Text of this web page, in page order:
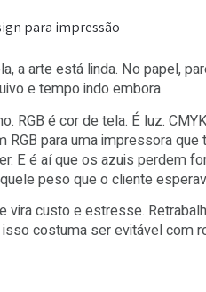
design para impressão
tela, a arte está linda. No
arquivo e tempo indo
RGB é cor de tela. É
der. E é aí que os azuis